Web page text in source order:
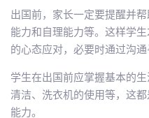
出国前，家长一定要提醒并
能力和自理能力等。这样学
的心态应对，必要时通过沟通
学生在出国前应掌握基本的
清洁、洗衣机的使用等，这
能力。